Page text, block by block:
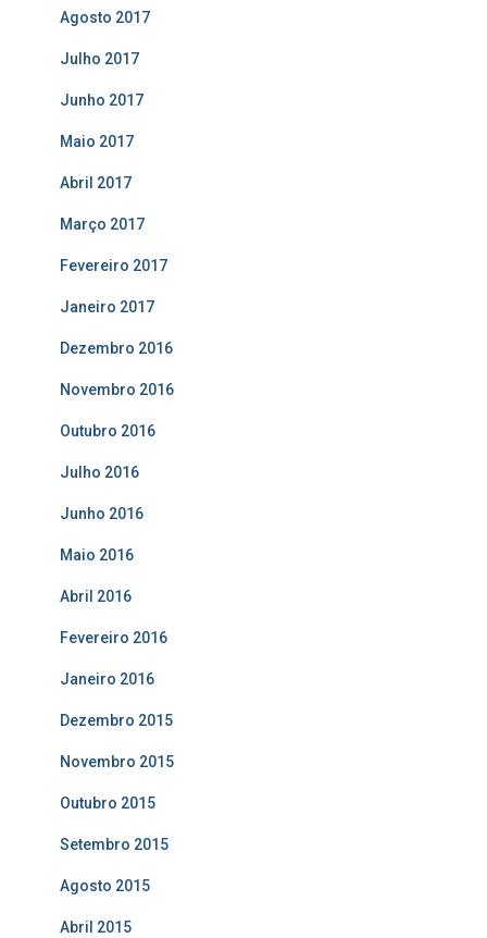
Agosto 2017
Julho 2017
Junho 2017
Maio 2017
Abril 2017
Março 2017
Fevereiro 2017
Janeiro 2017
Dezembro 2016
Novembro 2016
Outubro 2016
Julho 2016
Junho 2016
Maio 2016
Abril 2016
Fevereiro 2016
Janeiro 2016
Dezembro 2015
Novembro 2015
Outubro 2015
Setembro 2015
Agosto 2015
Abril 2015